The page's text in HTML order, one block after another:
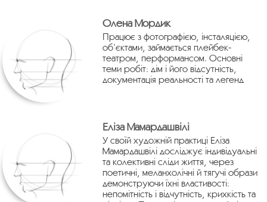
Олена Мордик
Працює з фотографією, інсталяцією,
об’єктами, займається плейбек-
театром, перформансом. Основні
теми робіт: дім і його відсутність,
документація реальності та легенд
Еліза Мамардашвілі
У своїй художній практиці Еліза
Мамардашвілі досліджує індивідуальні
та колективні сліди життя, через
поетичні, меланхолічні й тягучі образи
демонструючи їхні властивості:
непомітність і відчутність, крихкість та